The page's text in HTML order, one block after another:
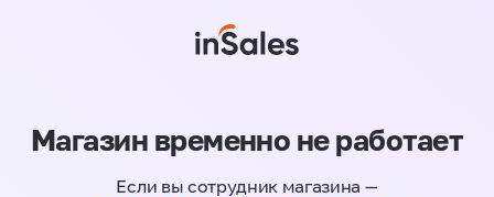
Магазин временно не работает
Если вы сотрудник магазина —